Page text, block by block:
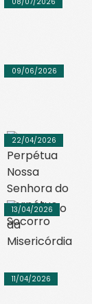
09/06/2026
22/04/2026
13/04/2026
11/04/2026